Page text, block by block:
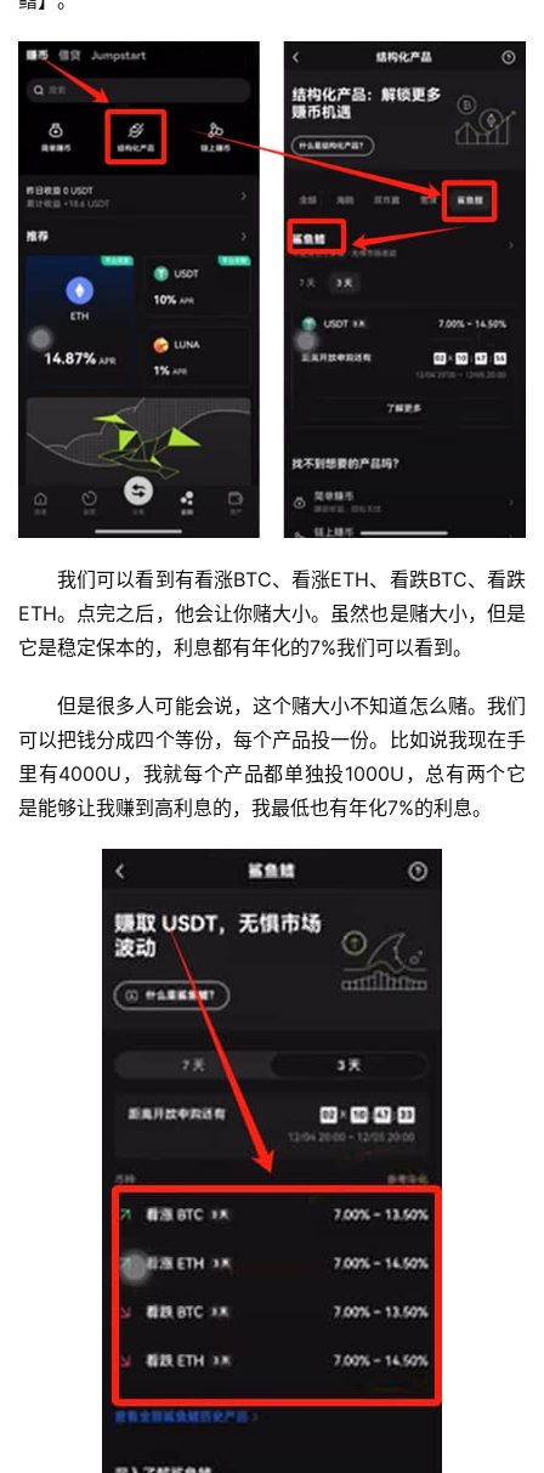
我们可以看到有看涨BTC、看涨ETH、看跌BTC、看跌
ETH。点完之后，他会让你赌大小。虽然也是赌大小，但是
它是稳定保本的，利息都有年化的7%我们可以看到。
但是很多人可能会说，这个赌大小不知道怎么赌。我们
可以把钱分成四个等份，每个产品投一份。比如说我现在手
里有4000U，我就每个产品都单独投1000U，总有两个它
是能够让我赚到高利息的，我最低也有年化7%的利息。